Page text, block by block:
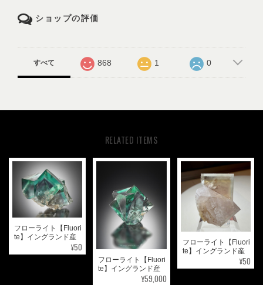
ショップの評価
すべて 868 1 0
RELATED ITEMS
フローライト【Fluori
te】イングランド産
¥50
フローライト【Fluori
te】イングランド産
¥59,000
フローライト【Fluori
te】イングランド産
¥50